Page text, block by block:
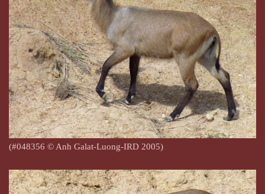
(#048356 © Anh Galat-Luong-IRD 2005)